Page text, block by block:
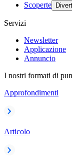
Scoperte
Servizi
Newsletter
Applicazione
Annuncio
I nostri formati di
Approfondimenti
Articolo